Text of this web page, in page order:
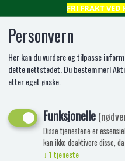
FRI FRAKT VED
Bokbjørn:
Lettlest bok for
Kampanje
Personvern
Her kan du vurdere og tilpasse
dette nettstedet. Du bestemmer!
etter eget ønske.
Funksjonelle
Disse tjenestene er
kan ikke deaktivere disse,
↓ 1tjeneste